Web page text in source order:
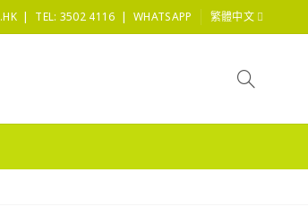
| TEL: 3502 4116 |WHATSAPP 繁體中文